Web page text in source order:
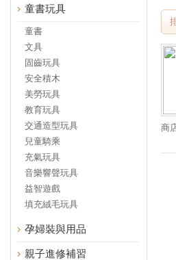
童書玩具
童書
文具
固齒玩具
安全積木
美勞玩具
教育玩具
交通造型玩具
兒童騎乘
充氣玩具
音樂響聲玩具
益智遊戲
填充絨毛玩具
孕婦裝與用品
親子進修補習
商